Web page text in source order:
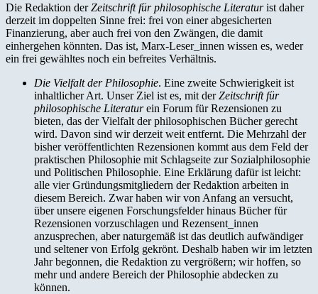
Die Redaktion derZeitschrift für philosophische Literaturist daher
derzeit im doppelten Sinne frei: frei von einer abgesicherten
Finanzierung, aber auch frei von den Zwängen, die damit
einhergehen könnten. Das ist, Marx-Leser_innen wissen es, weder
ein frei gewähltes noch ein befreites Verhältnis.
Die Vielfalt der Philosophie. Eine zweite Schwierigkeit ist
inhaltlicher Art. Unser Ziel ist es, mit derZeitschrift für
philosophische Literaturein Forum für Rezensionen zu
bieten, das der Vielfalt der philosophischen Bücher gerecht
wird. Davon sind wir derzeit weit entfernt. Die Mehrzahl der
bisher veröffentlichten Rezensionen kommt aus dem Feld der
praktischen Philosophie mit Schlagseite zur Sozialphilosophie
und Politischen Philosophie. Eine Erklärung dafür ist leicht:
alle vier Gründungsmitgliedern der Redaktion arbeiten in
diesem Bereich. Zwar haben wir von Anfang an versucht,
über unsere eigenen Forschungsfelder hinaus Bücher für
Rezensionen vorzuschlagen und Rezensent_innen
anzusprechen, aber naturgemäß ist das deutlich aufwändiger
und seltener von Erfolg gekrönt. Deshalb haben wir im letzten
Jahr begonnen, die Redaktion zu vergrößern; wir hoffen, so
mehr und andere Bereich der Philosophie abdecken zu
können.